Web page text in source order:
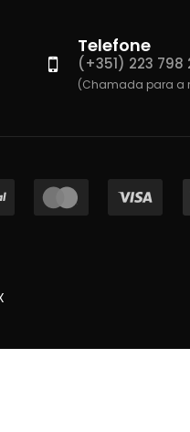
Telefone
(+351) 223 798
(Chamada para a